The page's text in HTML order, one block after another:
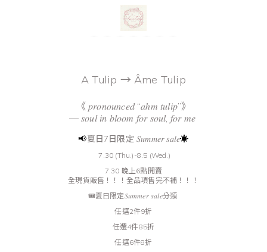
A Tulip → Âme Tulip
《 𝑝𝑟𝑜𝑛𝑜𝑢𝑛𝑐𝑒𝑑 “𝑎ℎ𝑚 𝑡𝑢𝑙𝑖𝑝”》
— 𝑠𝑜𝑢𝑙 𝑖𝑛 𝑏𝑙𝑜𝑜𝑚 𝑓𝑜𝑟 𝑠𝑜𝑢𝑙, 𝑓𝑜𝑟 𝑚𝑒
📢夏日7日限定 𝑆𝑢𝑚𝑚𝑒𝑟 𝑠𝑎𝑙𝑒☀️
7.30 (Thu.)-8.5 (Wed.)
7.30 晚上6點開賣
全現貨販售！！！全品項售完不補！！！
🎟️夏日限定𝑆𝑢𝑚𝑚𝑒𝑟 𝑠𝑎𝑙𝑒分類
任選2件9折
任選4件85折
任選6件8折